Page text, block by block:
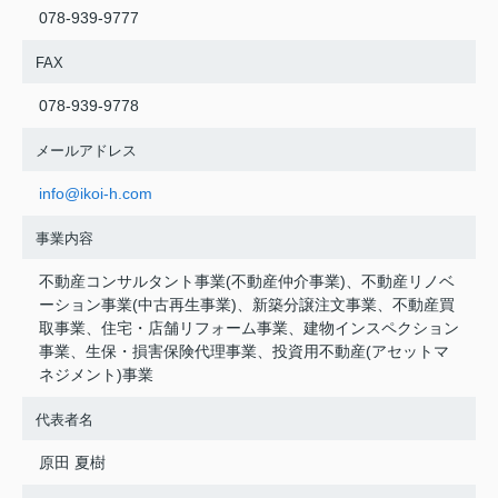
078-939-9777
FAX
078-939-9778
メールアドレス
info@ikoi-h.com
事業内容
不動産コンサルタント事業(不動産仲介事業)、不動産リノベ
ーション事業(中古再生事業)、新築分譲注文事業、不動産買
取事業、住宅・店舗リフォーム事業、建物インスペクション
事業、生保・損害保険代理事業、投資用不動産(アセットマ
ネジメント)事業
代表者名
原田 夏樹